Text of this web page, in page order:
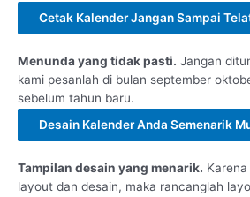
Cetak Kalender Jangan Sampai
Menunda yang tidak pasti. Jangan
kami pesanlah di bulan september
sebelum tahun baru.
Desain Kalender Anda Semenarik
Tampilan desain yang menarik.
layout dan desain, maka rancanglah